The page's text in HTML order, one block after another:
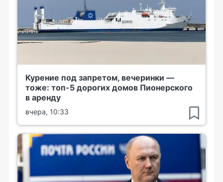
Курение под запретом, вечеринки —
тоже: топ-5 дорогих домов Пионерского
в аренду
вчера, 10:33